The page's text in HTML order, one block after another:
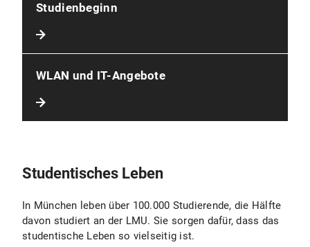
Studienbeginn
WLAN und IT-Angebote
Studentisches Leben
In München leben über 100.000 Studierende, die Hälfte
davon studiert an der LMU. Sie sorgen dafür, dass das
studentische Leben so vielseitig ist.